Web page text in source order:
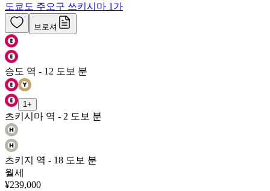
도쿄도 주오구 쓰키시마 1가
브로셔
승도 역 - 12 도보 분
1 +
츠키시마 역 - 2 도보 분
츠키지 역 - 18 도보 분
월세
¥239,000